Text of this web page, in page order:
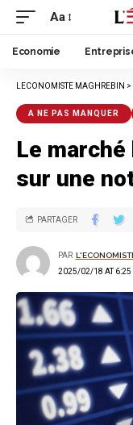
Aa
Economie
LECONOMISTE MAGHREBIN >
A NE PAS MANQUER
Le
sur une
2025/02/18 AT 6:25
PAR
PARTAGER